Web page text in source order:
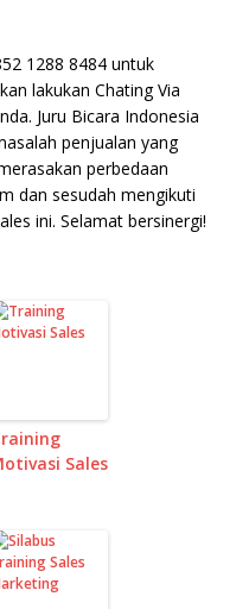
1288 8484 untuk
lakukan Chating Via
Juru Bicara Indonesia
penjualan yang
perbedaan
dan sesudah mengikuti
ini. Selamat bersinergi!
Sales